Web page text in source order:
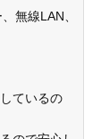
無線LAN、
ているの